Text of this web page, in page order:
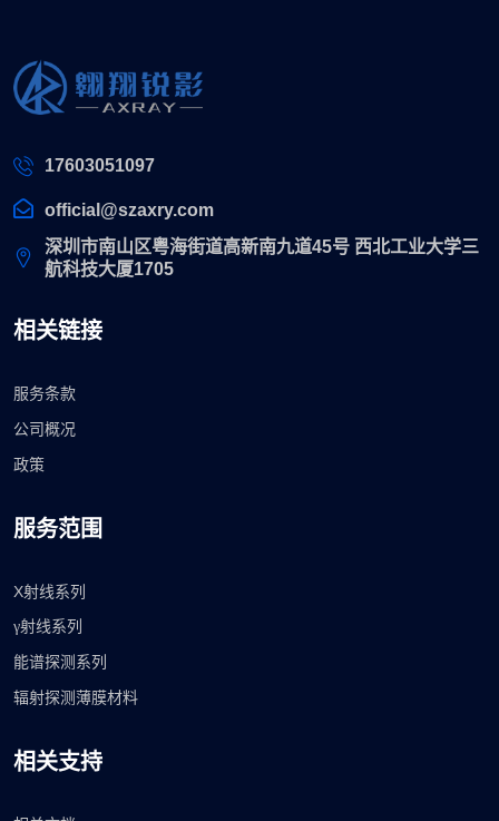
17603051097
official@szaxry.com
深圳市南山区粤海街道高新南九道45号 西北工业大学三
航科技大厦1705
相关链接
服务条款
公司概况
政策
服务范围
X射线系列
γ射线系列
能谱探测系列
辐射探测薄膜材料
相关支持